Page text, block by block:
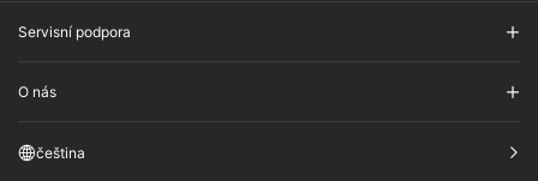
Servisní podpora
O nás
čeština